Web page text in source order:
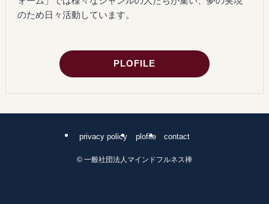
のため日々活動しています。
PLOFILE
privacy policy plofile contact
© 一般社団法人マインドフルネス禅